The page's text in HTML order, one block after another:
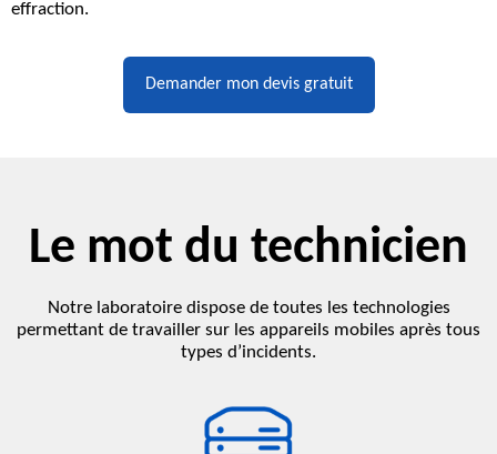
effraction.
Demander mon devis gratuit
Le mot du technicien
Notre laboratoire dispose de toutes les technologies
permettant de travailler sur les appareils mobiles après tous
types d’incidents.